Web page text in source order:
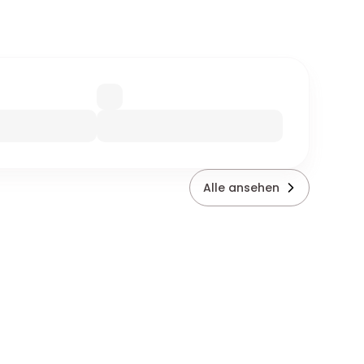
Alle ansehen